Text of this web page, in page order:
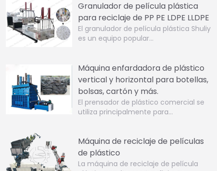
Granulador de película plástica
para reciclaje de PP PE LDPE LLDPE
El granulador de película plástica Shuliy
es un equipo popular…
Máquina enfardadora de plástico
vertical y horizontal para botellas,
bolsas, cartón y más.
El prensador de plástico comercial se
utiliza principalmente para…
Máquina de reciclaje de películas
de plástico
La máquina de reciclaje de película